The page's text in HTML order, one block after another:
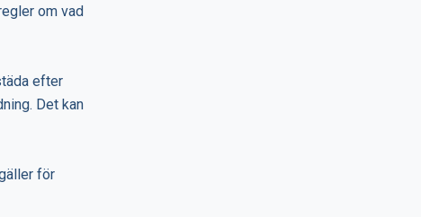
om vad
efter
Det kan
för